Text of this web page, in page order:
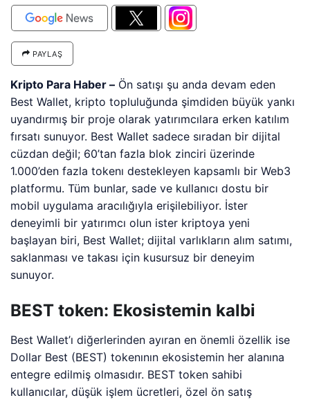
PAYLAŞ
Kripto Para Haber – Ön satışı şu anda devam eden
Best Wallet, kripto topluluğunda şimdiden büyük yankı
uyandırmış bir proje olarak yatırımcılara erken katılım
fırsatı sunuyor. Best Wallet sadece sıradan bir dijital
cüzdan değil; 60’tan fazla blok zinciri üzerinde
1.000’den fazla tokenı destekleyen kapsamlı bir Web3
platformu. Tüm bunlar, sade ve kullanıcı dostu bir
mobil uygulama aracılığıyla erişilebiliyor. İster
deneyimli bir yatırımcı olun ister kriptoya yeni
başlayan biri, Best Wallet; dijital varlıkların alım satımı,
saklanması ve takası için kusursuz bir deneyim
sunuyor.
BEST token: Ekosistemin kalbi
Best Wallet’ı diğerlerinden ayıran en önemli özellik ise
Dollar Best (BEST) tokenının ekosistemin her alanına
entegre edilmiş olmasıdır. BEST token sahibi
kullanıcılar, düşük işlem ücretleri, özel ön satış